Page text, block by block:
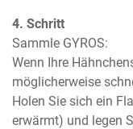
4. Schritt
Sammle GYROS:
Wenn Ihre
möglicherweise
Holen Sie sich ein
erwärmt) und legen